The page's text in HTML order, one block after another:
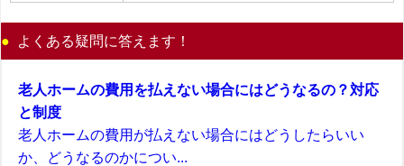
よくある疑問に答えます！
老人ホームの費用を払えない場合にはどうなるの？対応
と制度
老人ホームの費用が払えない場合にはどうしたらいい
か、どうなるのかについ...